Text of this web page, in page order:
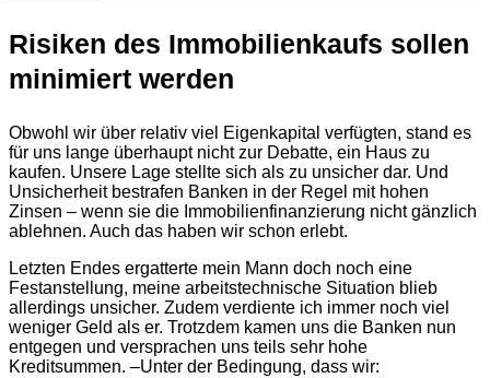
Risiken des Immobilienkaufs sollen
minimiert werden
Obwohl wir über relativ viel Eigenkapital verfügten, stand es
für uns lange überhaupt nicht zur Debatte, ein Haus zu
kaufen. Unsere Lage stellte sich als zu unsicher dar. Und
Unsicherheit bestrafen Banken in der Regel mit hohen
Zinsen – wenn sie die Immobilienfinanzierung nicht gänzlich
ablehnen. Auch das haben wir schon erlebt.
Letzten Endes ergatterte mein Mann doch noch eine
Festanstellung, meine arbeitstechnische Situation blieb
allerdings unsicher. Zudem verdiente ich immer noch viel
weniger Geld als er. Trotzdem kamen uns die Banken nun
entgegen und versprachen uns teils sehr hohe
Kreditsummen. –Unter der Bedingung, dass wir: